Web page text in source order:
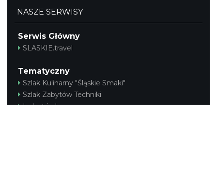
NASZE SERWISY
Serwis Główny
SLASKIE.travel
Tematyczny
Szlak Kulinarny "Śląskie Smaki"
Szlak Zabytów Techniki
Industriada